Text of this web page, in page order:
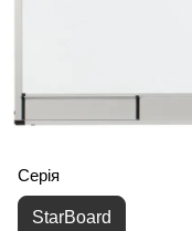
Серія
StarBoard